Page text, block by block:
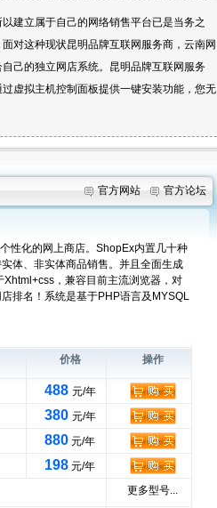
建立属于自己的网络销售平台已是当务之
对这种现状昆明品牌互联网服务商，云南网
己的独立网店系统。昆明品牌互联网服务
虚拟主机控制面板提供一键安装功能，您无
官方网站 官方论坛
性化的网上商店。ShopEx内置几十种
体、非实体商品销售。并且全面生成
，兼容目前主流浏览器，对
排名！系统是基于PHP语言及MYSQL
价格 操作
488 元/年
380 元/年
880 元/年
198 元/年
更多型号...